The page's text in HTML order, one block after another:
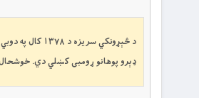
د څېړونکي
ډېرو پوهانو ړومبى کښلي دي. خوشحال